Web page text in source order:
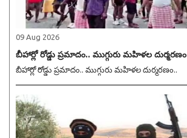
09 Aug 2026
బీహార్లో రోడ్డు ప్రమాదం.. ముగ్గురు మహిళల దుర్మరణం
బీహార్లో రోడ్డు ప్రమాదం.. ముగ్గురు మహిళల దుర్మరణం..